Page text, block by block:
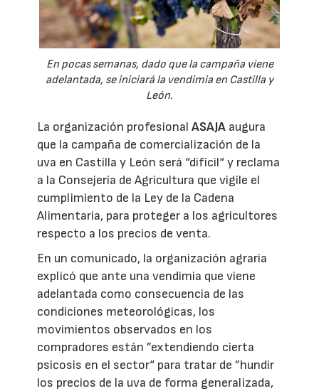
En pocas semanas, dado que la campaña viene
adelantada, se iniciará la vendimia en Castilla y
León.
La organización profesionalASAJA augura
que la campaña de comercialización de la
uva en Castilla y León será “difícil“ y reclama
a la Consejería de Agricultura que vigile el
cumplimiento de la Ley de la Cadena
Alimentaria, para proteger a los agricultores
respecto a los precios de venta.
En un comunicado, la organización agraria
explicó que ante una vendimia que viene
adelantada como consecuencia de las
condiciones meteorológicas, los
movimientos observados en los
compradores están ”extendiendo cierta
psicosis en el sector“ para tratar de ”hundir
los precios de la uva de forma generalizada,